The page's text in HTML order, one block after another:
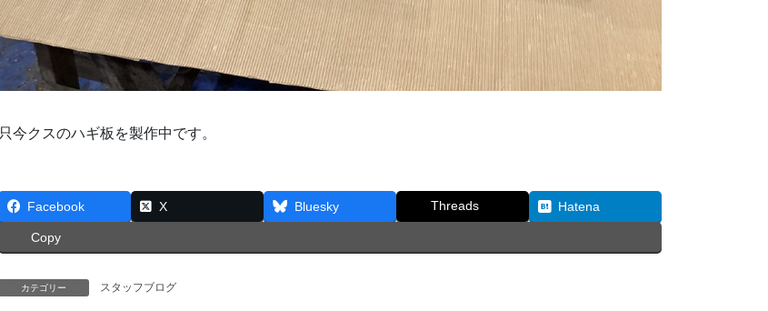
只今クスのハギ板を製作中です。
Facebook X Bluesky Threads Hatena
Copy
カテゴリー スタッフブログ